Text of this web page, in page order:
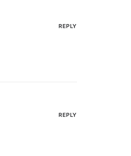
REPLY
REPLY